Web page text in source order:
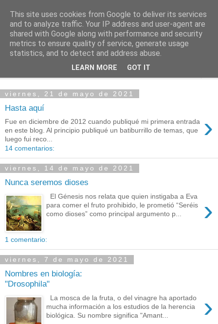
PASEANTE SILENCIOSO
Blog personal de Emilio Valadé del Río
viernes, 21 de mayo de 2021
Hasta aquí
›
Fue en diciembre de 2012 cuando publiqué mi primera entrada
en este blog. Al principio publiqué un batiburrillo de temas, que
luego fui reco...
14 comentarios:
viernes, 14 de mayo de 2021
Nunca seremos dioses
›
El Génesis nos relata que quien instigaba a Eva
para comer el fruto prohibido, le prometió “Seréis
como dioses” como principal argumento p...
1 comentario:
viernes, 7 de mayo de 2021
Nombres en biología:
"Drosophila"
›
La mosca de la fruta, o del vinagre ha aportado
mucha información a los estudios de la herencia
biológica. Su nombre significa "Amant...
This site uses cookies from Google to deliver its services
and to analyze traffic. Your IP address and user-agent are
shared with Google along with performance and security
metrics to ensure quality of service, generate usage
statistics, and to detect and address abuse.
LEARN MORE GOT IT